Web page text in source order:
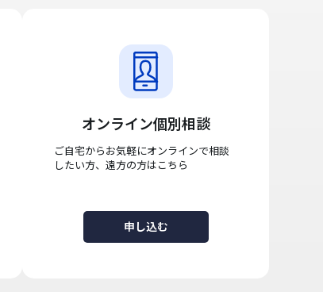
オンライン個別相談
ご自宅からお気軽にオンラインで相談
したい方、遠方の方はこちら
申し込む